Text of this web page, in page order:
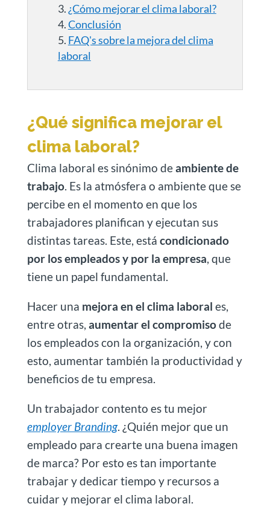
¿Cómo mejorar el clima laboral?
Conclusión
FAQ's sobre la mejora del clima
laboral
¿Qué significa mejorar el
clima laboral?
Clima laboral es sinónimo deambiente de
trabajo. Es la atmósfera o ambiente que se
percibe en el momento en que los
trabajadores planifican y ejecutan sus
distintas tareas. Este, está condicionado
por los empleados y por la empresa, que
tiene un papel fundamental.
Hacer una mejora en el clima laboral es,
entre otras, aumentar el compromisode
los empleados con la organización, y con
esto, aumentar también la productividad y
beneficios de tu empresa.
Un trabajador contento es tu mejor
employer Branding. ¿Quién mejor que un
empleado para crearte una buena imagen
de marca? Por esto es tan importante
trabajar y dedicar tiempo y recursos a
cuidar y mejorar el clima laboral.